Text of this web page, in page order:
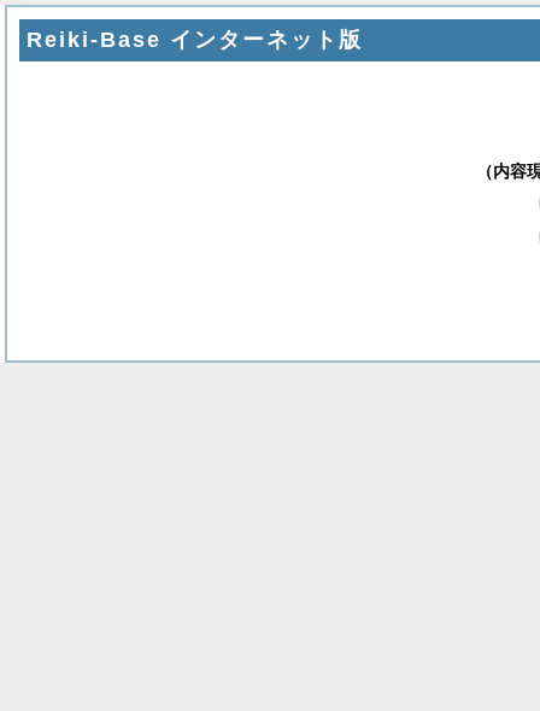
Reiki-Base インターネット版
（内容